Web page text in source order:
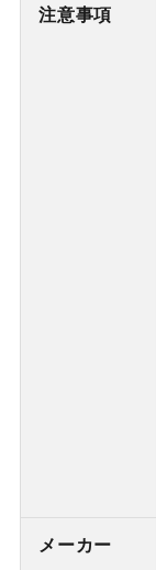
注意事項
メーカー